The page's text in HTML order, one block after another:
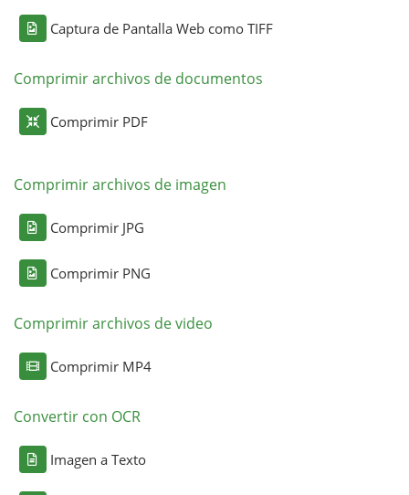
Captura de Pantalla Web como TIFF
Comprimir archivos de documentos
Comprimir PDF
Comprimir archivos de imagen
Comprimir JPG
Comprimir PNG
Comprimir archivos de video
Comprimir MP4
Convertir con OCR
Imagen a Texto